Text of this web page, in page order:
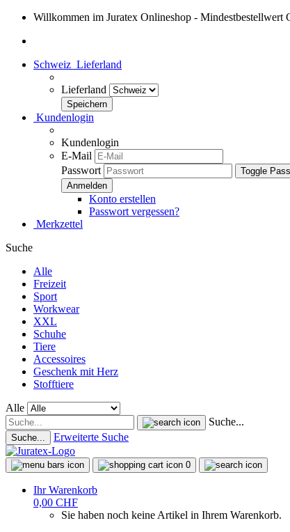
Willkommen im Juratex Onlineshop - Mindestbestellwert
Schweiz Lieferland
Lieferland
Kundenlogin
Kundenlogin
E-Mail
Passwort
Toggle
Konto erstellen
Passwort vergessen?
Merkzettel
Suche
Alle
Freizeit
Sport
Workwear
XXL
Schuhe
Tiere
Accessoires
Geschenk mit Herz
Stofftiere
Alle
Suche...
Suche... Erweiterte Suche
0
Ihr Warenkorb
0,00 CHF
Sie haben noch keine Artikel in Ihrem Warenkorb.